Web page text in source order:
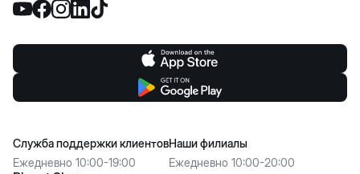
Служба поддержки клиентов
Ежедневно 10:00-19:00
Наши филиалы
Ежедневно 10:00-20:00